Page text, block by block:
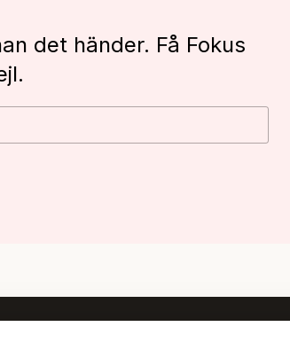
det händer. Få Fokus